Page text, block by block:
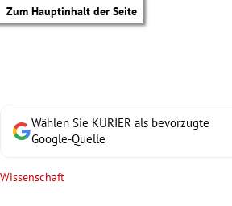
Zum Hauptinhalt der Seite
Wählen Sie KURIER als bevorzugte
Google-Quelle
Wissenschaft